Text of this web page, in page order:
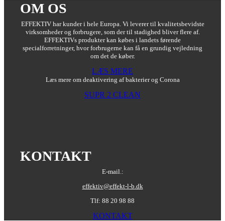
OM OS
EFFEKTIV har kunder i hele Europa. Vi leverer til kvalitetsbevidste
virksomheder og forbrugere, som der til stadighed bliver flere af.
EFFEKTIVs produkter kan købes i landets førende
specialforretninger, hvor forbrugerne kan få en grundig vejledning
om det de køber.
LÆS MERE
Læs mere om deaktivering af bakterier og Corona
SUPR 2 CLEAN
KONTAKT
E-mail.:
effektiv@effekt-l-b.dk
Tlf: 88 20 98 88
KONTAKT